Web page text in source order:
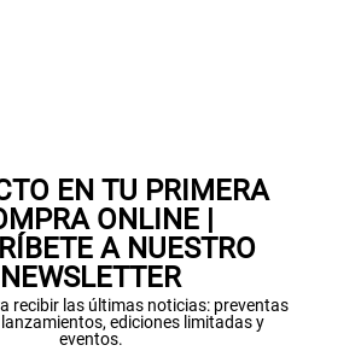
EN TU PRIMERA
ONLINE |
A NUESTRO
NEWSLETTER
recibir las últimas noticias: preventas
ediciones limitadas y
eventos.
SUSPE01